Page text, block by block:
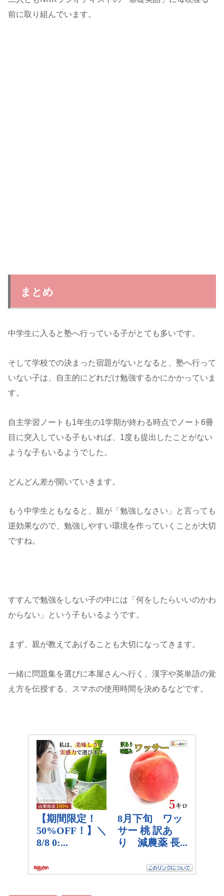
前に取り組んでいます。
まとめ
中学生に入ると塾へ行っている子がとても多いです。
そして学校での決まった宿題がないとなると、塾へ行って
いない子は、自主的にどれだけ勉強するかにかかっていま
す。
自主学習ノートも1年生の1学期が終わる時点でノート6冊
目に突入している子もいれば、1度も提出したことがない
ような子もいるようでした。
どんどん差が開いていきます。
もう中学生ともなると、親が「勉強しなさい」と言っても
逆効果なので、勉強しやすい環境を作っていくことが大切
ですね。
すすんで勉強をしない子の中には「何をしたらいいのかわ
からない」という子もいるようです。
まず、親が教えてあげることも大切になってきます。
一緒に問題集を選びに本屋さんへ行く、漢字や英単語の覚
え方を伝授する、スマホの使用時間を決めるなどです。